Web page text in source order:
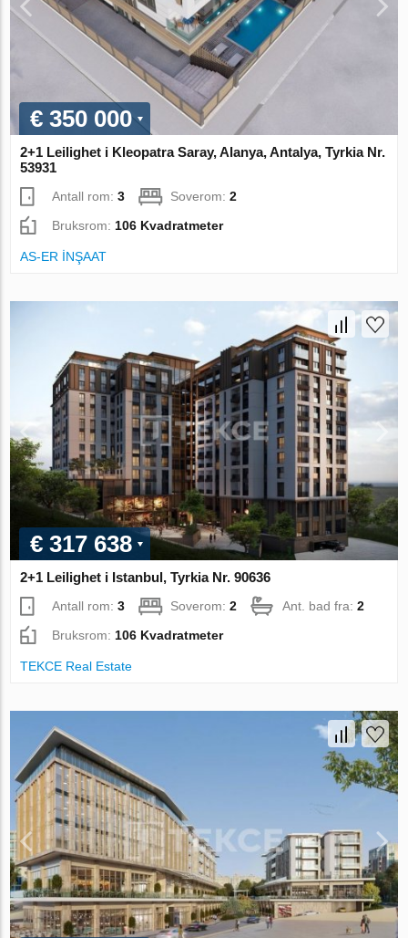
€ 350 000
2+1 Leilighet i Kleopatra Saray, Alanya, Antalya, Tyrkia Nr.
53931
Antall rom:3 Soverom:2
Bruksrom: 106 Kvadratmeter
AS-ER İNŞAAT
€ 317 638
2+1 Leilighet i Istanbul, Tyrkia Nr. 90636
Antall rom:3 Soverom:2 Ant. bad fra:2
Bruksrom: 106 Kvadratmeter
TEKCE Real Estate